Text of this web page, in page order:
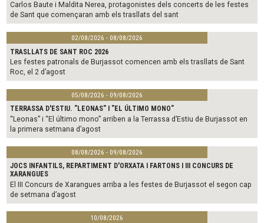
Carlos Baute i Maldita Nerea, protagonistes dels concerts de les festes
de Sant que començaran amb els trasllats del sant
02/08/2026 - 08/08/2026
TRASLLATS DE SANT ROC 2026
Les festes patronals de Burjassot comencen amb els trasllats de Sant
Roc, el 2 d’agost
05/08/2026 - 09/08/2026
TERRASSA D'ESTIU. "LEONAS" I "EL ÚLTIMO MONO"
“Leonas” i “El último mono” arriben a la Terrassa d’Estiu de Burjassot en
la primera setmana d’agost
08/08/2026 - 09/08/2026
JOCS INFANTILS, REPARTIMENT D'ORXATA I FARTONS I III CONCURS DE
XARANGUES
El III Concurs de Xarangues arriba a les festes de Burjassot el segon cap
de setmana d’agost
10/08/2026